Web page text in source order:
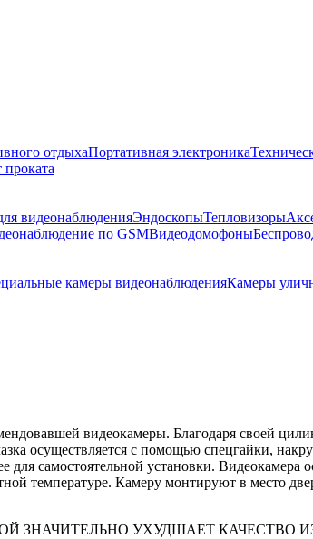
отдыхаПортативная электроника
видеонаблюденияЭндоскопыТепловизоры
по GSMВидеодомофоны
камеры видеонаблюденияКамеры
видеокамеры. Благодаря своей
осуществляется с помощью спецгайки,
для самостоятельной установки.
температуре. Камеру монтируют в место
УХУДШАЕТ КАЧЕСТВО